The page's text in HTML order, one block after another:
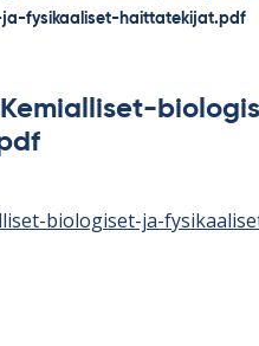
ja-fysikaaliset-haittatekijat.pdf
biologiset-ja-